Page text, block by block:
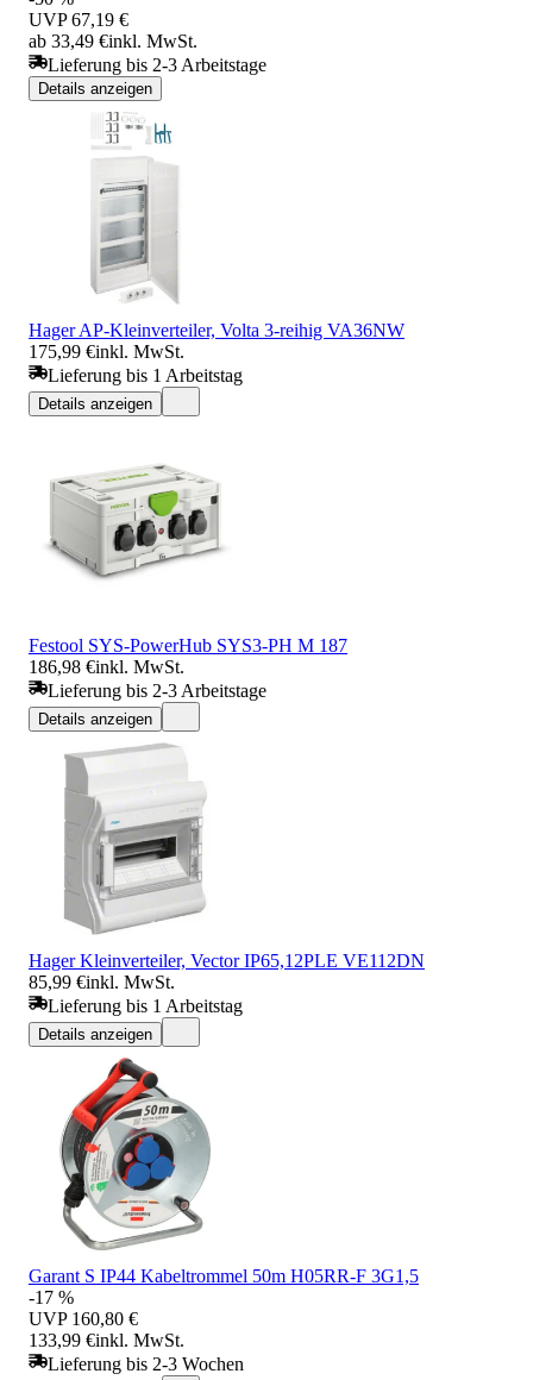
UVP 67,19 €
ab 33,49 €inkl. MwSt.
Lieferung bis 2-3 Arbeitstage
Details anzeigen
Hager AP-Kleinverteiler, Volta 3-reihig VA36NW
175,99 €inkl. MwSt.
Lieferung bis 1 Arbeitstag
Details anzeigen
Festool SYS-PowerHub SYS3-PH M 187
186,98 €inkl. MwSt.
Lieferung bis 2-3 Arbeitstage
Details anzeigen
Hager Kleinverteiler, Vector IP65,12PLE VE112DN
85,99 €inkl. MwSt.
Lieferung bis 1 Arbeitstag
Details anzeigen
Garant S IP44 Kabeltrommel 50m H05RR-F 3G1,5
-17 %
UVP 160,80 €
133,99 €inkl. MwSt.
Lieferung bis 2-3 Wochen